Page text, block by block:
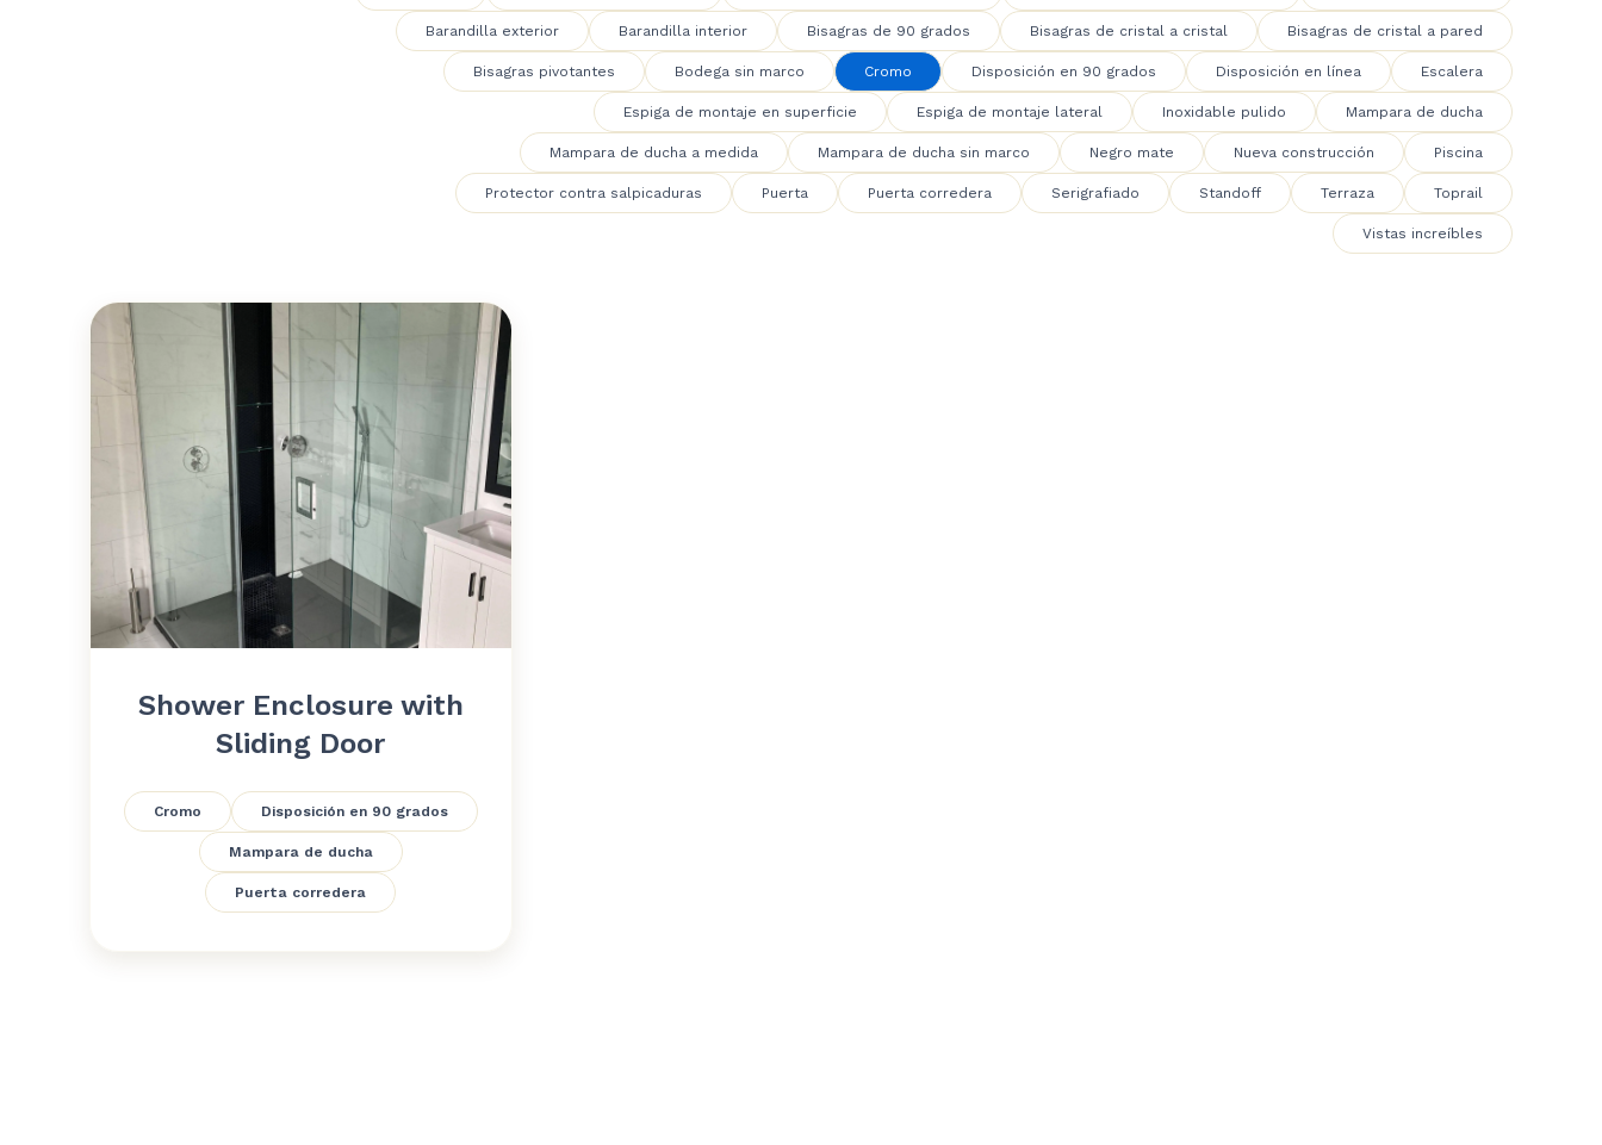
Barandilla exterior Barandilla interior Bisagras de 90 grados Bisagras de cristal a cristal Bisagras de cristal a pared
Bisagras pivotantes Bodega sin marco Cromo Disposición en 90 grados Disposición en línea Escalera
Espiga de montaje en superficie Espiga de montaje lateral Inoxidable pulido Mampara de ducha
Mampara de ducha a medida Mampara de ducha sin marco Negro mate Nueva construcción Piscina
Protector contra salpicaduras Puerta Puerta corredera Serigrafiado Standoff Terraza Toprail
Vistas increíbles
Shower Enclosure with
Sliding Door
Cromo Disposición en 90 grados
Mampara de ducha
Puerta corredera